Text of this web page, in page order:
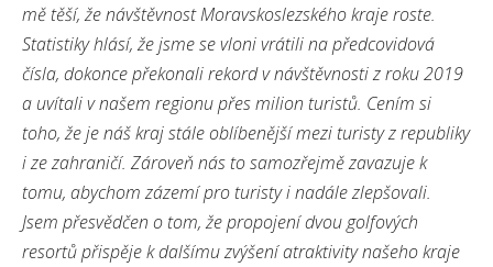
mě těší, že návštěvnost Moravskoslezského kraje roste.
Statistiky hlásí, že jsme se vloni vrátili na předcovidová
čísla, dokonce překonali rekord v návštěvnosti z roku 2019
a uvítali v našem regionu přes milion turistů. Cením si
toho, že je náš kraj stále oblíbenější mezi turisty z republiky
i ze zahraničí. Zároveň nás to samozřejmě zavazuje k
tomu, abychom zázemí pro turisty i nadále zlepšovali.
Jsem přesvědčen o tom, že propojení dvou golfových
resortů přispěje k dalšímu zvýšení atraktivity našeho kraje